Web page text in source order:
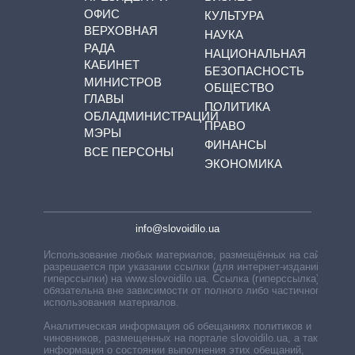
ОФИС
ВЕРХОВНАЯ
РАДА
КАБИНЕТ
МИНИСТРОВ
ГЛАВЫ
ОБЛАДМИНИСТРАЦИЙ
МЭРЫ
ВСЕ ПЕРСОНЫ
КУЛЬТУРА
НАУКА
НАЦИОНАЛЬНАЯ
БЕЗОПАСНОСТЬ
ОБЩЕСТВО
ПОЛИТИКА
ПРАВО
ФИНАНСЫ
ЭКОНОМИКА
info@slovoidilo.ua
Использование любых материалов, размещённых на сайте,
разрешается при указании ссылки (для интернет-изданий —
гиперссылки) на www.slovoidilo.ua. Ссылка (гиперссылка)
обязательна вне зависимости от полного либо частичного
использования материалов.
Аналитическая информация об обещаниях политиков и
чиновников, размещенных на портале slovoidilo.ua, а также
информация о состоянии выполнения этих обещаний,